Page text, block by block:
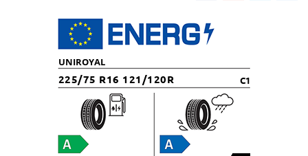
UNIROYAL
225/75 R16 121/120R C1